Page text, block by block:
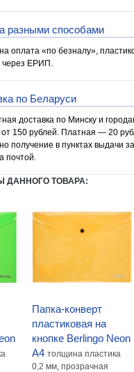
разными способами
оплата «по безналу»,
через ЕРИП.
по Беларуси
доставка по Минску и
от 150 рублей. Платная — 20
получение в пунктах выдачи
почтой.
ДАННОГО ТОВАРА:
Папка-конверт
пластиковая на
кнопке Berlingo Neon
А4 толщина пластика
0,2 мм, прозрачная